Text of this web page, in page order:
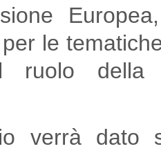
le
ruolo della
verrà dato